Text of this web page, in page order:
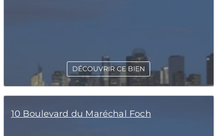
DÉCOUVRIR CE BIEN
10 Boulevard du Maréchal Foch